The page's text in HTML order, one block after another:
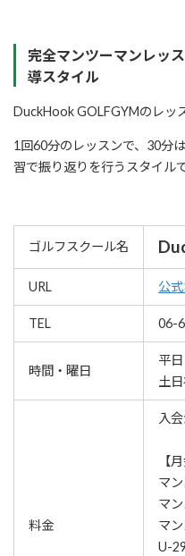
完全マンツーマンレッ
導スタイル
DuckHook GOLFGYMのレッ
1回60分のレッスンで、30分
習で振り返りを行うスタイルで
ゴルフスクール名
URL 公
TEL 06-
時間・曜日
平
土
料金
入
【
マ
マ
マ
U-